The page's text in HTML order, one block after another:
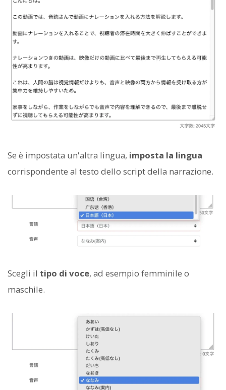
Se è impostata un'altra lingua, imposta la lingua
corrispondente al testo dello script della narrazione.
Scegli il tipo di voce, ad esempio femminile o
maschile.